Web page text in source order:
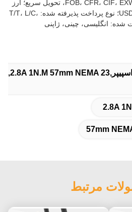
شرایط تحویل پذیرفته شده: FOB، CFR، CIF، EXW، تحویل سریع؛ ارز
پرداخت پذیرفته شده: USD، CNY؛ نوع پرداخت پذیرفته شده: T/T، L/C،
2.8A
57mm
مرتبط